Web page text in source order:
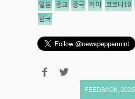
일본 종교 중국 커피 코로나19
한국
FEEDBACK 2026